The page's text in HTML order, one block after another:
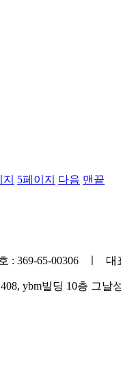
5페이지 다음 맨끝
369-65-00306 ㅣ 대
ybm빌딩 10층 그날